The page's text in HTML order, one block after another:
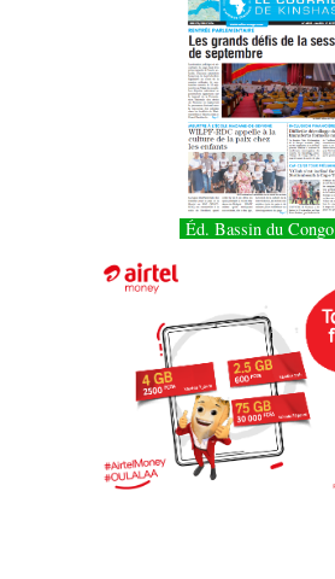
Éd. Bassin du Congo